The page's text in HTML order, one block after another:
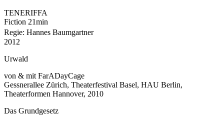
TENERIFFA
Fiction 21min
Regie: Hannes Baumgartner
2012
Urwald
von & mit FarADayCage
Gessnerallee Zürich, Theaterfestival Basel, HAU Berlin,
Theaterformen Hannover, 2010
Das Grundgesetz